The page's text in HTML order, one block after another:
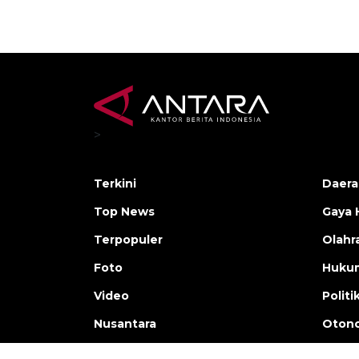
>
Terkini
Top News
Terpopuler
Foto
Video
Nusantara
Gaya